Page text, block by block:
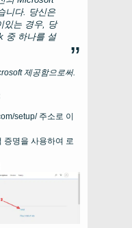
니다. 당신은
있는 경우, 당
중 하나를 설
제공함으로써.
setup/ 주소로 이
증명을 사용하여 로